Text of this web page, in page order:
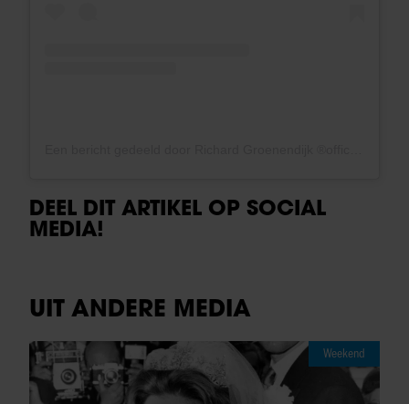
DEEL DIT ARTIKEL OP SOCIAL
MEDIA!
UIT ANDERE MEDIA
Weekend